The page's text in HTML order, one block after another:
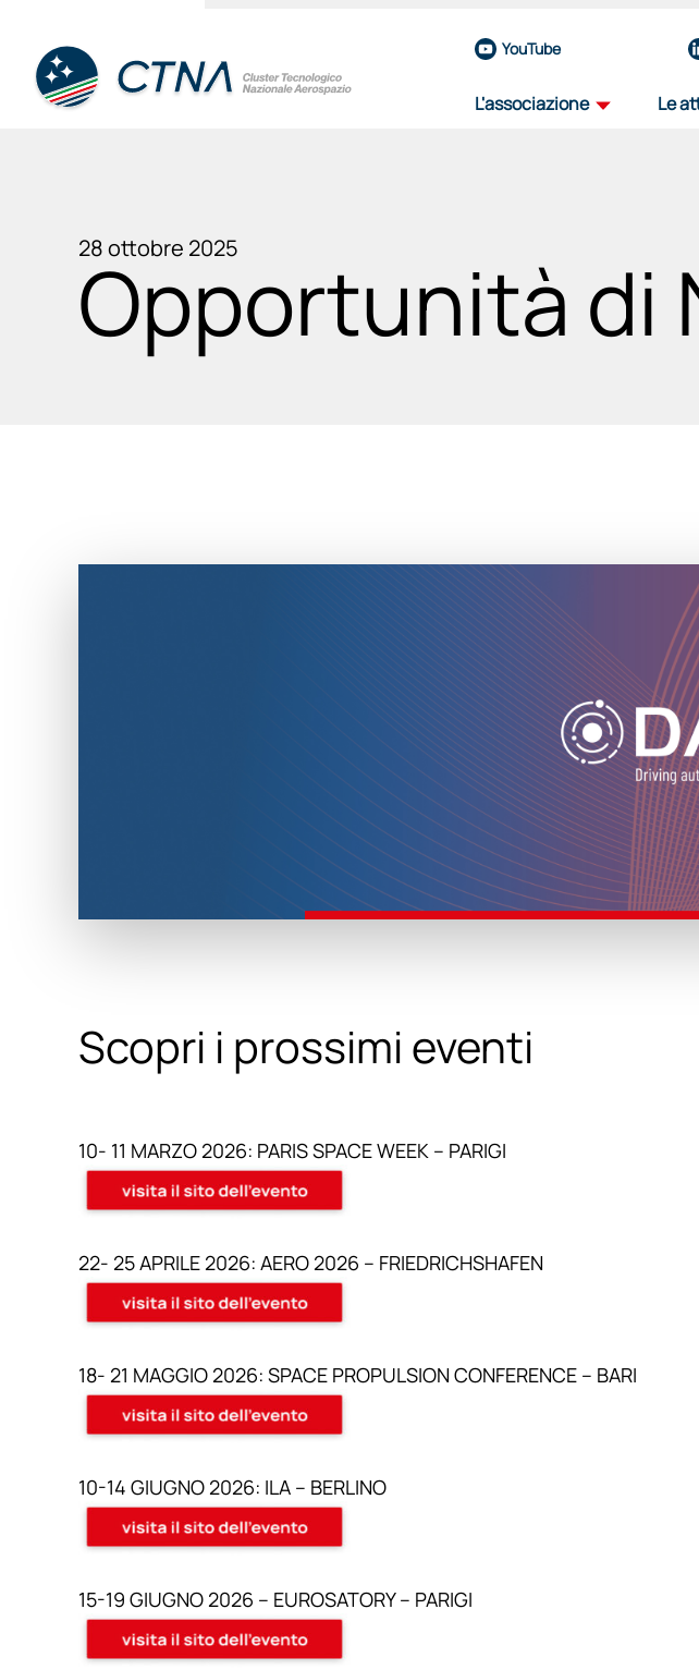
YouTube
L'associazione
team
eccellenze del nostro
governance
una rete di forze guidata
condividi la nostra
Le
28 ottobre 2025
Opportunità di
Scopri i prossimi eventi
10- 11 MARZO 2026: PARIS SPACE WEEK – PARIGI
22- 25 APRILE 2026: AERO 2026 – FRIEDRICHSHAFEN
18- 21 MAGGIO 2026: SPACE PROPULSION CONFERENCE – BARI
10-14 GIUGNO 2026: ILA – BERLINO
15-19 GIUGNO 2026 – EUROSATORY – PARIGI